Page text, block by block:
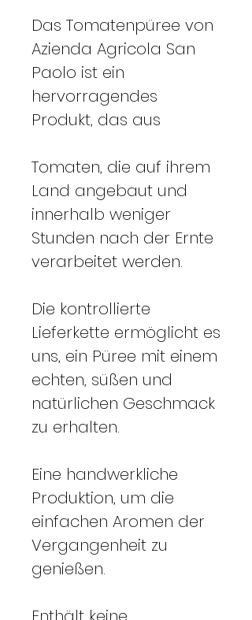
Das Tomatenpüree von
Azienda Agricola San
Paolo ist ein
hervorragendes
Produkt, das aus
Tomaten, die auf ihrem
Land angebaut und
innerhalb weniger
Stunden nach der Ernte
verarbeitet werden.
Die kontrollierte
Lieferkette ermöglicht es
uns, ein Püree mit einem
echten, süßen und
natürlichen Geschmack
zu erhalten.
Eine handwerkliche
Produktion, um die
einfachen Aromen der
Vergangenheit zu
genießen.